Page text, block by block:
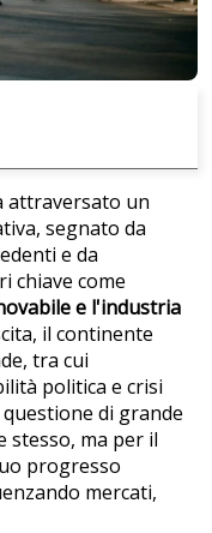
attraversato un
segnato da
e da
chiave come
e l'industria
il continente
tra cui
politica e crisi
di grande
stesso, ma per il
progresso
mercati,